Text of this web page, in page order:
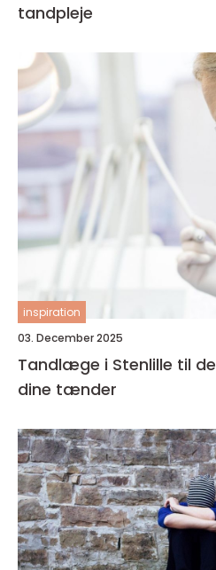
tandpleje
inspiration
03. December 2025
Tandlæge i Stenlille til
dine tænder